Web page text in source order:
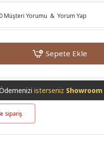
Müşteri Yorumu & Yorum Yap
Sepete Ekle
isterseniz Kredi Kartı
sipariş